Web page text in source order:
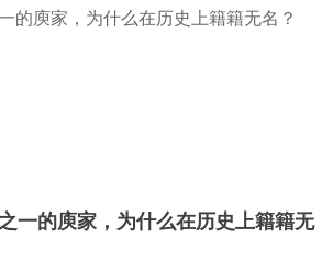
一的庾家，为什么在历史上籍籍无